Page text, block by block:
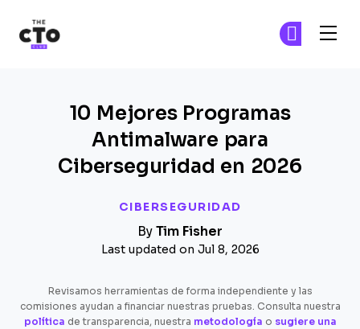
CIBERSEGURIDAD
10 Mejores Programas
Antimalware para
Ciberseguridad en 2026
By Tim Fisher
Last updated on Jul 8, 2026
Revisamos herramientas de forma independiente y las
comisiones ayudan a financiar nuestras pruebas. Consulta nuestra
política de transparencia, nuestra metodología o sugiere una